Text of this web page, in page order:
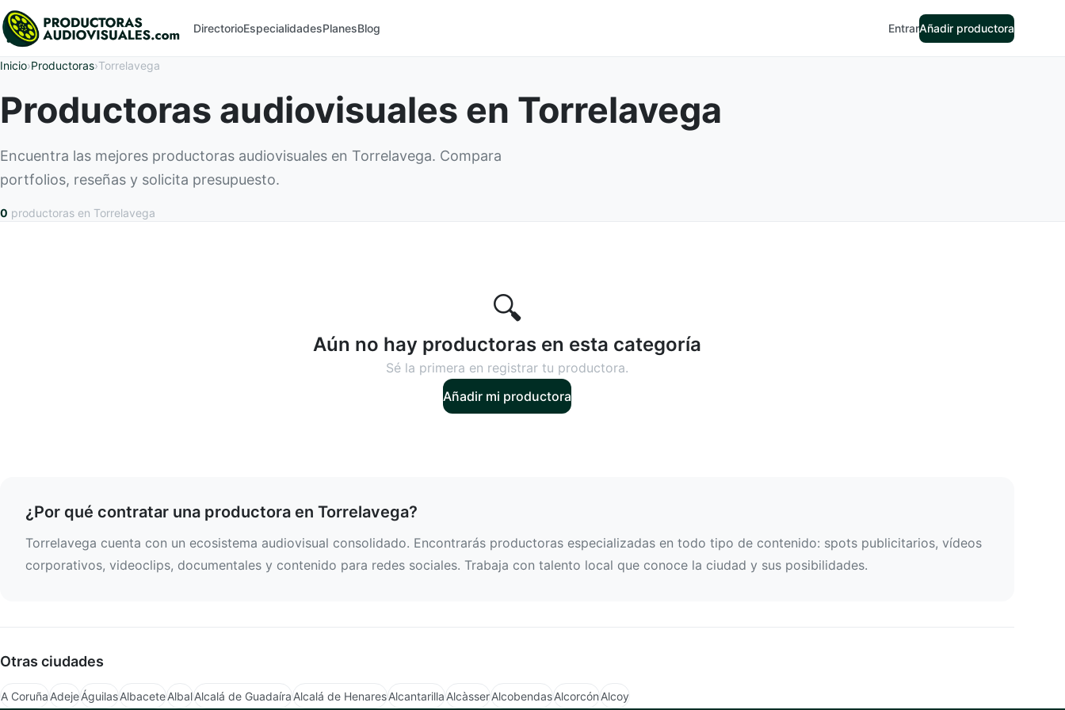
DirectorioEspecialidadesPlanesBlog EntrarAñadir productora
Inicio›Productoras›Torrelavega
Productoras audiovisuales en Torrelavega
Encuentra las mejores productoras audiovisuales en Torrelavega. Compara
portfolios, reseñas y solicita presupuesto.
0 productoras en Torrelavega
🔍
Aún no hay productoras en esta categoría
Sé la primera en registrar tu productora.
Añadir mi productora
¿Por qué contratar una productora en Torrelavega?
Torrelavega cuenta con un ecosistema audiovisual consolidado. Encontrarás productoras especializadas en todo tipo de contenido: spots publicitarios, vídeos
corporativos, videoclips, documentales y contenido para redes sociales. Trabaja con talento local que conoce la ciudad y sus posibilidades.
Otras ciudades
A CoruñaAdejeÁguilasAlbaceteAlbalAlcalá de GuadaíraAlcalá de HenaresAlcantarillaAlcàsserAlcobendasAlcorcónAlcoy